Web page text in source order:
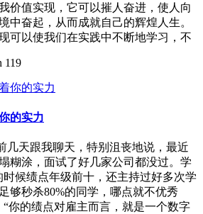
价值实现，它可以摧人奋进，使人向
中奋起，从而成就自己的辉煌人生。
可以使我们在实践中不断地学习，不
119
的实力
天跟我聊天，特别沮丧地说，最近
糊涂，面试了好几家公司都没过。学
时候绩点年级前十，还主持过好多次学
够秒杀80%的同学，哪点就不优秀
“你的绩点对雇主而言，就是一个数字